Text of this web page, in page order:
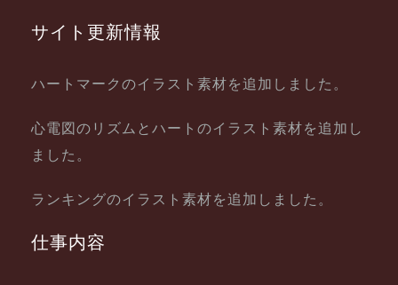
サイト更新情報
ハートマークのイラスト素材を追加しました。
心電図のリズムとハートのイラスト素材を追加し
ました。
ランキングのイラスト素材を追加しました。
仕事内容